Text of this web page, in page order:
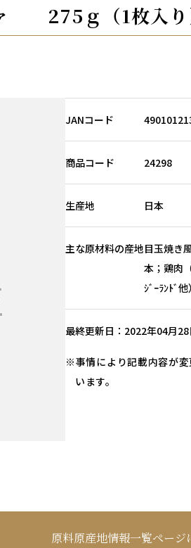
275ｇ（1枚入り
JANコード
商品コード 24298
生産地 日本
主な原材料の産地目玉焼き
本；鶏肉
ｼﾞｰﾗﾝﾄﾞ他）
最終更新日 2022年04月28
事情により記載内容が
います。
原料原産地情報一覧ページ